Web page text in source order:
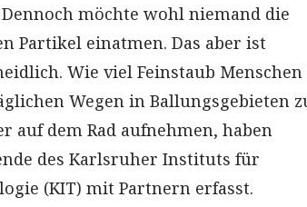
Dennoch möchte wohl niemand die
Partikel einatmen. Das aber ist
Wie viel Feinstaub Menschen
Wegen in Ballungsgebieten
auf dem Rad aufnehmen, haben
des Karlsruher Instituts für
(KIT) mit Partnern erfasst.